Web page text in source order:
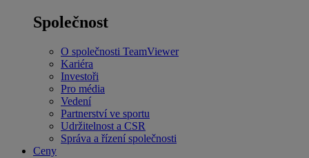
Společnost
O společnosti TeamViewer
Kariéra
Investoři
Pro média
Vedení
Partnerství ve sportu
Udržitelnost a CSR
Správa a řízení společnosti
Ceny